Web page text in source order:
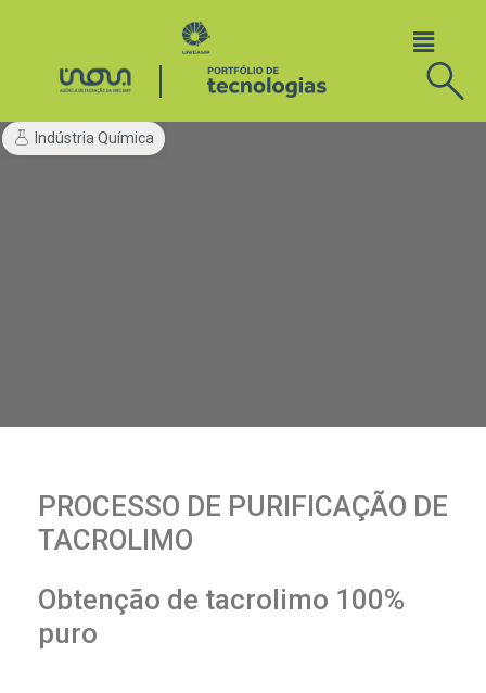
Indústria Química
PROCESSO DE PURIFICAÇÃO DE
TACROLIMO
Obtenção de tacrolimo 100%
puro